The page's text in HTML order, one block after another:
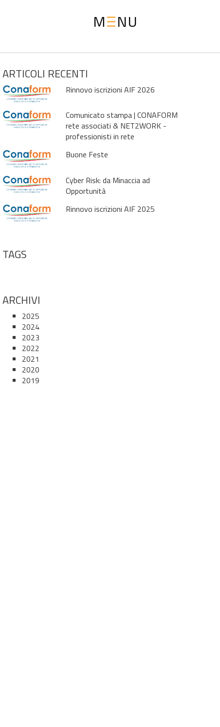
M NU
ARTICOLI RECENTI
Rinnovo iscrizioni AIF 2026
Comunicato stampa | CONAFORM
rete associati & NET2WORK -
professionisti in rete
Buone Feste
Cyber Risk: da Minaccia ad
Opportunità
Rinnovo iscrizioni AIF 2025
TAGS
ARCHIVI
2025
2024
2023
2022
2021
2020
2019